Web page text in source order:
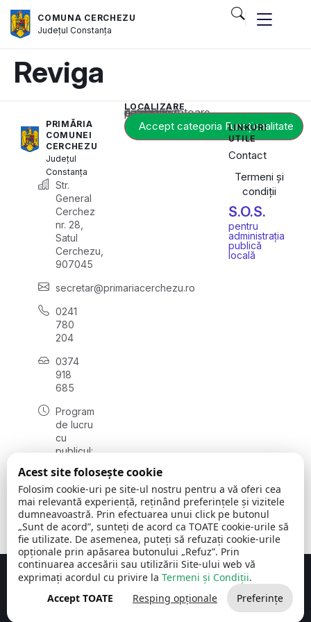
COMUNA CERCHEZU
JudețulConstanța
Reviga
PRIMĂRIA
COMUNEI
CERCHEZU
Județul
Constanța
Str.
General
Cerchez
nr. 28,
Satul
Cerchezu,
907045
secretar@primariacerchezu.ro
0241
780
204
0374
918
685
Program
de lucru
cu
publicul:
08:00 -
16:30
, vineri:
08:00 -
14:00
LOCALIZARE
Acest conținut este blocat până când acceptați categoria corespunzătoare de cookie-uri.
Accept categoria Funcționalitate
LINKURI
UTILE
Contact
Termeni și
condiții
S.O.S.
pentru
administrația
publică
locală
Comuna Cerchezu © 2026Toate drepturile rezervate
Concept realizat de Big Media Relații Publice SRL
Acest site folosește cookie
Folosim cookie-uri pe site-ul nostru pentru a vă oferi cea
mai relevantă experiență, reținând preferințele și vizitele
dumneavoastră. Prin efectuarea unui click pe butonul
„Sunt de acord”, sunteți de acord ca TOATE cookie-urile să
fie utilizate. De asemenea, puteți să refuzați cookie-urile
opționale prin apăsarea butonului „Refuz”. Prin
continuarea accesării sau utilizării Site-ului web vă
exprimați acordul cu privire la Termeni și Condiții.
Accept TOATE
Resping opționale Preferințe